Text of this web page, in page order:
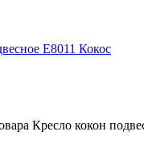
E8011 Кокос
Кресло кокон